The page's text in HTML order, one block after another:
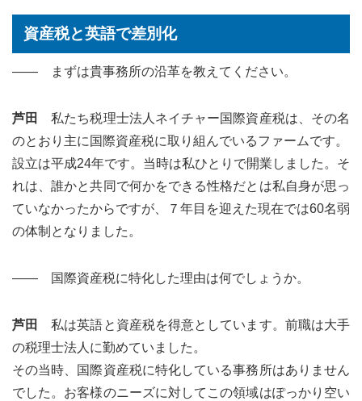
資産税と英語で差別化
―― まずは貴事務所の沿革を教えてください。
芦田私たち税理士法人ネイチャー国際資産税は、その名
のとおり主に国際資産税に取り組んでいるファームです。
設立は平成24年です。当時は私ひとりで開業しました。そ
れは、誰かと共同で何かをできる性格だとは私自身が思っ
ていなかったからですが、７年目を迎えた現在では60名弱
の体制となりました。
―― 国際資産税に特化した理由は何でしょうか。
芦田私は英語と資産税を得意としています。前職は大手
の税理士法人に勤めていました。
その当時、国際資産税に特化している事務所はありません
でした。お客様のニーズに対してこの領域はぽっかり空い